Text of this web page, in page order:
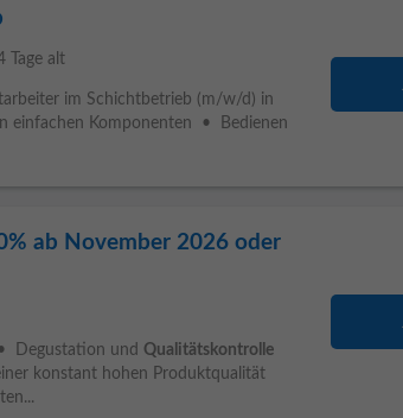
Tage alt
im Schichtbetrieb (m/w/d) in
einfachen Komponenten • Bedienen
ab November 2026 oder
Degustation und Qualitätskontrolle
konstant hohen Produktqualität